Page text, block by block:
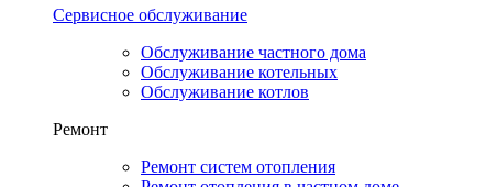
Сервисное обслуживание
Обслуживание частного дома
Обслуживание котельных
Обслуживание котлов
Ремонт
Ремонт систем отопления